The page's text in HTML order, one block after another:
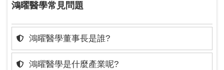
鴻曜醫學常見問題
鴻曜醫學董事長是誰?
鴻曜醫學是什麼產業呢?